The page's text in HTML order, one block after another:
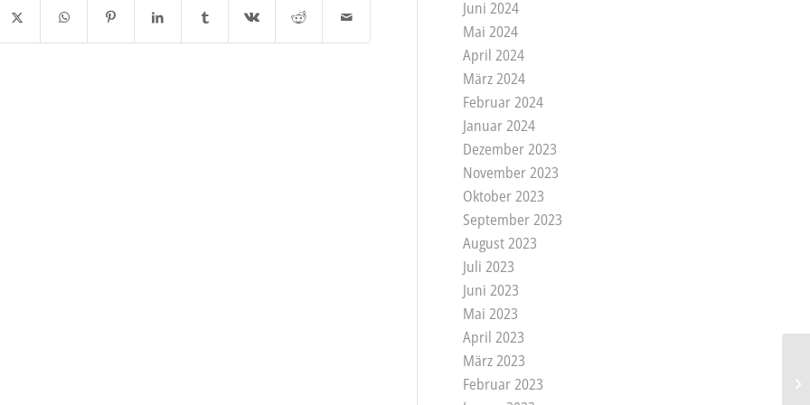
Juni 2024
Mai 2024
April 2024
März 2024
Februar 2024
Januar 2024
Dezember 2023
November 2023
Oktober 2023
September 2023
August 2023
Juli 2023
Juni 2023
Mai 2023
April 2023
März 2023
Februar 2023